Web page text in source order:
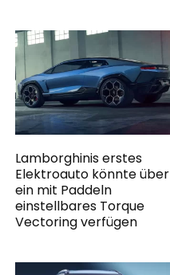
Lamborghinis erstes
Elektroauto könnte über
ein mit Paddeln
einstellbares Torque
Vectoring verfügen